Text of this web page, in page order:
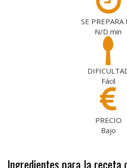
SE PREPARA
N/D min
Fácil
PRECIO
Bajo
Ingredientes para la receta